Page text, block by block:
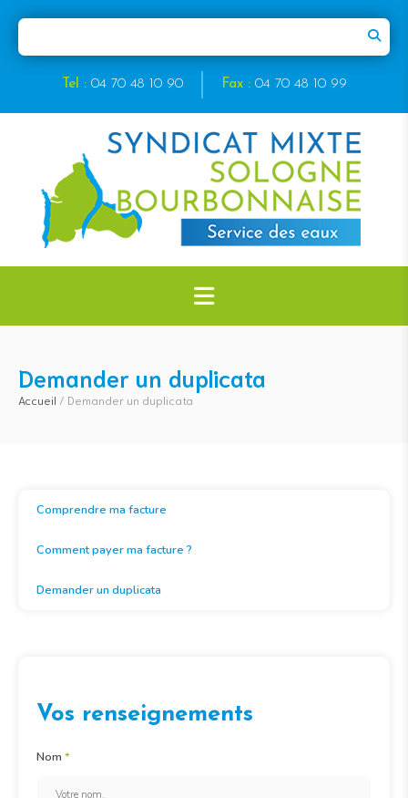
Tel :04 70 48 10 90 Fax :04 70 48 10 99
Demander un duplicata
Accueil / Demander un duplicata
Comprendre ma facture
Comment payer ma facture ?
Demander un duplicata
Vos renseignements
Nom *